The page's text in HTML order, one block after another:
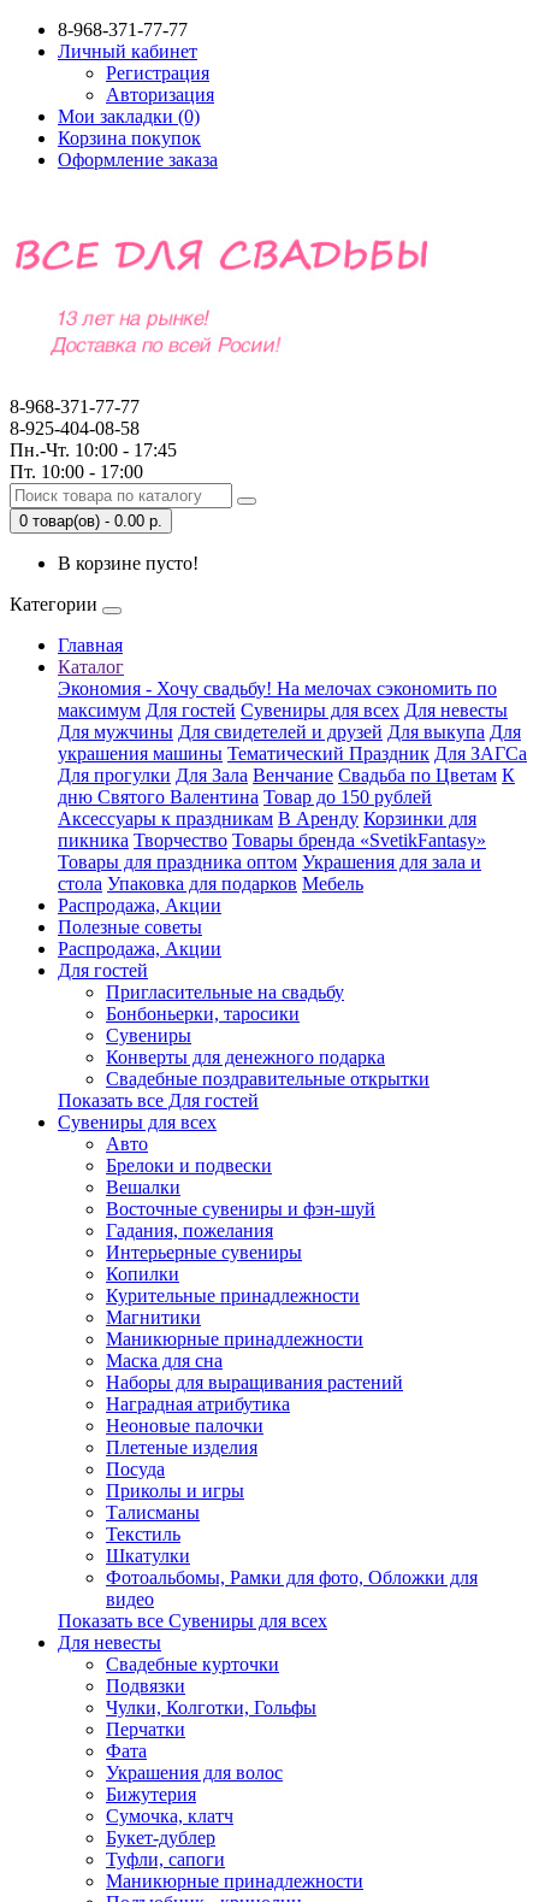
8-968-371-77-77
Личный кабинет
Регистрация
Авторизация
Мои закладки (0)
Корзина покупок
Оформление заказа
8-968-371-77-77
8-925-404-08-58
Пн.-Чт. 10:00 - 17:45
Пт. 10:00 - 17:00
0 товар(ов) - 0.00 р.
В корзине пусто!
Категории
Главная
Каталог
Экономия - Хочу свадьбу! На мелочах сэкономить по
максимум Для гостей Сувениры для всех Для невесты
Для мужчины Для свидетелей и друзей Для выкупа Для
украшения машины Тематический Праздник Для ЗАГСа
Для прогулки Для Зала Венчание Свадьба по Цветам К
дню Святого Валентина Товар до 150 рублей
Аксессуары к праздникам В Аренду Корзинки для
пикника Творчество Товары бренда «SvetikFantasy»
Товары для праздника оптом Украшения для зала и
стола Упаковка для подарков Мебель
Распродажа, Акции
Полезные советы
Распродажа, Акции
Для гостей
Пригласительные на свадьбу
Бонбоньерки, таросики
Сувениры
Конверты для денежного подарка
Свадебные поздравительные открытки
Показать все Для гостей
Сувениры для всех
Авто
Брелоки и подвески
Вешалки
Восточные сувениры и фэн-шуй
Гадания, пожелания
Интерьерные сувениры
Копилки
Курительные принадлежности
Магнитики
Маникюрные принадлежности
Маска для сна
Наборы для выращивания растений
Наградная атрибутика
Неоновые палочки
Плетеные изделия
Посуда
Приколы и игры
Талисманы
Текстиль
Шкатулки
Фотоальбомы, Рамки для фото, Обложки для
видео
Показать все Сувениры для всех
Для невесты
Свадебные курточки
Подвязки
Чулки, Колготки, Гольфы
Перчатки
Фата
Украшения для волос
Бижутерия
Сумочка, клатч
Букет-дублер
Туфли, сапоги
Маникюрные принадлежности